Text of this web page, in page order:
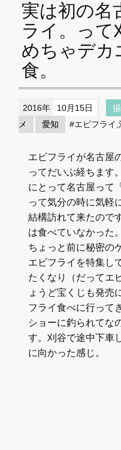
実は初の名
ライ。って
めちゃデカ
食。
2016年 10月15日
メ
愛知 #エビフライ,
エビフライが名古屋
ってだいぶ経ちます
にとって名古屋って
って気分の時に気軽
結構訪れて来たので
は食べていなかった。
ちょっと前に秘密の
エビフライを特集し
たくなり（だってエ
ょうど宝くじも発売
フライ食べに行って
ショーに釣られてな
す。刈谷で途中下車
に向かった感じ。